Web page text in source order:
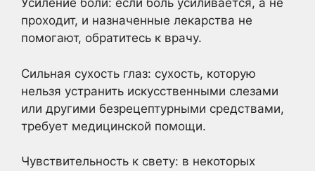
Усиление боли: если боль усиливается, а не
проходит, и назначенные лекарства не
помогают, обратитесь к врачу.
Сильная сухость глаз: сухость, которую
нельзя устранить искусственными слезами
или другими безрецептурными средствами,
требует медицинской помощи.
Чувствительность к свету: в некоторых